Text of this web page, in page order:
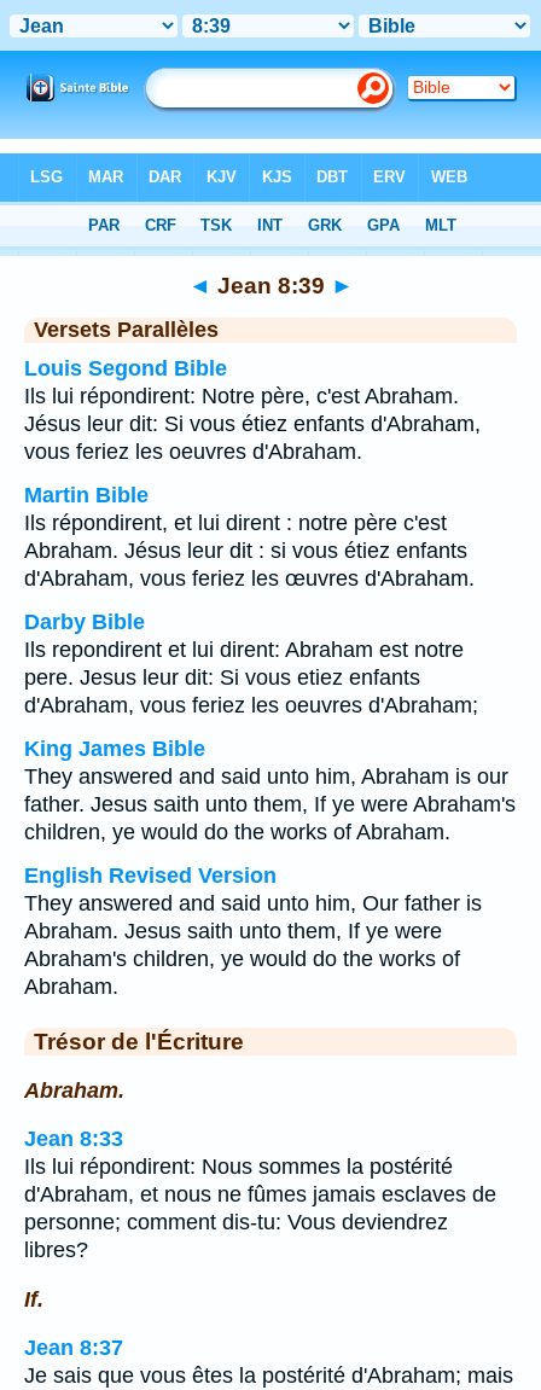
Chapitre 8> Verset 39
◄ Jean 8:39 ►
Versets Parallèles
Louis Segond Bible
Ils lui répondirent: Notre père, c'est Abraham.
Jésus leur dit: Si vous étiez enfants d'Abraham,
vous feriez les oeuvres d'Abraham.
Martin Bible
Ils répondirent, et lui dirent : notre père c'est
Abraham. Jésus leur dit : si vous étiez enfants
d'Abraham, vous feriez les œuvres d'Abraham.
Darby Bible
Ils repondirent et lui dirent: Abraham est notre
pere. Jesus leur dit: Si vous etiez enfants
d'Abraham, vous feriez les oeuvres d'Abraham;
King James Bible
They answered and said unto him, Abraham is our
father. Jesus saith unto them, If ye were Abraham's
children, ye would do the works of Abraham.
English Revised Version
They answered and said unto him, Our father is
Abraham. Jesus saith unto them, If ye were
Abraham's children, ye would do the works of
Abraham.
Trésor de l'Écriture
Abraham.
Jean 8:33
Ils lui répondirent: Nous sommes la postérité
d'Abraham, et nous ne fûmes jamais esclaves de
personne; comment dis-tu: Vous deviendrez
libres?
If.
Jean 8:37
Je sais que vous êtes la postérité d'Abraham; mais